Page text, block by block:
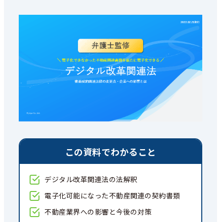
この資料でわかること
デジタル改革関連法の法解釈
電子化可能になった不動産関連の契約書類
不動産業界への影響と今後の対策